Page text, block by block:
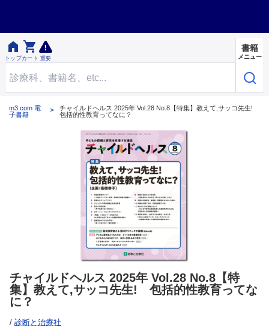

トップ

カート 重要
書籍
メニュー
m3.com 電
子書籍
チャイルドヘルス 2025年 Vol.28 No.8【特集】教えて,サッコ先生!
包括的性教育ってなに？
チャイルドヘルス 2025年 Vol.28 No.8【特
集】教えて,サッコ先生! 包括的性教育ってな
に？
/ 診断と治療社